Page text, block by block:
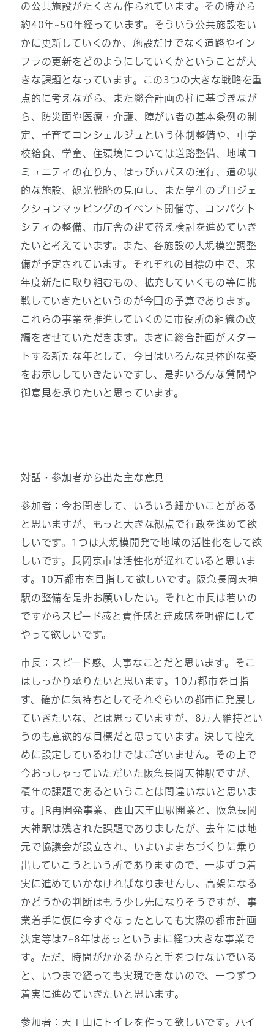
の公共施設がたくさん作られています。その時から
約40年~50年経っています。そういう公共施設をい
かに更新していくのか、施設だけでなく道路やイン
フラの更新をどのようにしていくかということが大
きな課題となっています。この3つの大きな戦略を重
点的に考えながら、また総合計画の柱に基づきなが
ら、防災面や医療・介護、障がい者の基本条例の制
定、子育てコンシェルジュという体制整備や、中学
校給食、学童、住環境については道路整備、地域コ
ミュニティの在り方、はっぴぃバスの運行、道の駅
的な施設、観光戦略の見直し、また学生のプロジェ
クションマッピングのイベント開催等、コンパクト
シティの整備、市庁舎の建て替え検討を進めていき
たいと考えています。また、各施設の大規模空調整
備が予定されています。それぞれの目標の中で、来
年度新たに取り組むもの、拡充していくもの等に挑
戦していきたいというのが今回の予算であります。
これらの事業を推進していくのに市役所の組織の改
編をさせていただきます。まさに総合計画がスター
トする新たな年として、今日はいろんな具体的な姿
をお示ししていきたいですし、是非いろんな質問や
御意見を承りたいと思っています。
対話・参加者から出た主な意見
参加者：今お聞きして、いろいろ細かいことがある
と思いますが、もっと大きな観点で行政を進めて欲
しいです。1つは大規模開発で地域の活性化をして欲
しいです。長岡京市は活性化が遅れていると思いま
す。10万都市を目指して欲しいです。阪急長岡天神
駅の整備を是非お願いしたい。それと市長は若いの
ですからスピード感と責任感と達成感を明確にして
やって欲しいです。
市長：スピード感、大事なことだと思います。そこ
はしっかり承りたいと思います。10万都市を目指
す、確かに気持ちとしてそれぐらいの都市に発展し
ていきたいな、とは思っていますが、8万人維持とい
うのも意欲的な目標だと思っています。決して控え
めに設定しているわけではございません。その上で
今おっしゃっていただいた阪急長岡天神駅ですが、
積年の課題であるということは間違いないと思いま
す。JR再開発事業、西山天王山駅開業と、阪急長岡
天神駅は残された課題でありましたが、去年には地
元で協議会が設立され、いよいよまちづくりに乗り
出していこうという所でありますので、一歩ずつ着
実に進めていかなければなりませんし、高架になる
かどうかの判断はもう少し先になりそうですが、事
業着手に仮に今すぐなったとしても実際の都市計画
決定等は7~8年はあっというまに経つ大きな事業で
す。ただ、時間がかかるからと手をつけないでいる
と、いつまで経っても実現できないので、一つずつ
着実に進めていきたいと思います。
参加者：天王山にトイレを作って欲しいです。ハイ